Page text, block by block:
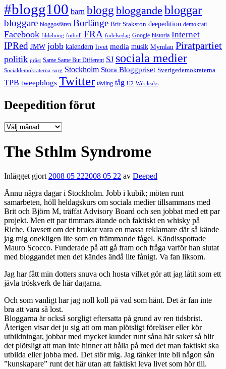
#blogg100 barn blogg bloggande bloggar
bloggare bloggosfären Borlänge Brit Stakston deepedition demokrati
Facebook fildelning fotboll FRA födelsedag Google historia Internet
IPRed JMW jobb kalendern livet media musik Mymlan Piratpartiet
politik präst Same Same But Different SJ sociala medier
Socialdemokraterna sorg Stockholm Stora Bloggpriset Sverigedemokraterna
TPB tweepblogs Twitter tävling tåg U2 Wikileaks
Deepedition förut
Deepedition
The Sthlm Syndrome
Inlägget gjort2008 05 222008 05 22 av Deeped
Ännu några dagar i Stockholm. Jobb i kubik; möten runt
samarbeten, höll heldagskurs om sociala medier tillsammans med
Brit och Björn M, träffat Advisory Board och sen jobbat med ett par
projekt. Men ett par timmars ätande och faktiskt en whisky på
Riche. Oavsett om det brukar vara en massa reklamare där så kände
jag mig onekligen lite som en främmande fågel. Kändisspottade
Mauro Scocco. Funderade på att gå fram och fråga varför han slutat
med bloggandet men det kändes ändå lite fånigt. Va fan liksom.
Jag har fått min dotters snuva och hosta vilket gör att jag låtit som ett
jävla tröskverk de här dagarna.
Och som vanligt har jag noll koll på vad som hänt. Det är fan inte
bra att vara så lost.
Bloggarna är också sorgligt eftersatta på grund av ren tidsbrist.
Återigen visar det ju sig att om man plötsligt föreläser eller kör
utbildningar, jobbar med mycket kunder runt såna här saker så blir
det plötsligt att man inte hinner att hålla på med det man faktiskt ska
utbilda eller jobba med. Det stör mig. Jag tänker inte bli någon sån
”kunskapare” runt det här utan att faktiskt leva livet som hör till.